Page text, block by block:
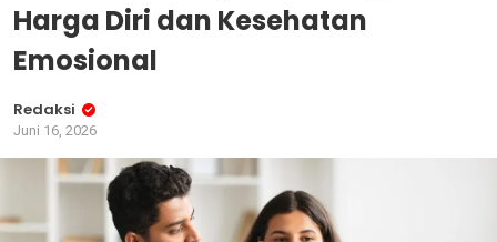
Harga Diri dan Kesehatan
Emosional
Redaksi
Juni 16, 2026